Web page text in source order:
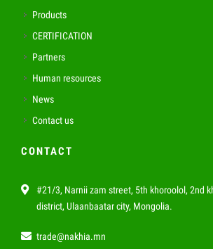
Products
CERTIFICATION
Partners
Human resources
News
Contact us
CONTACT
#21/3, Narnii zam street, 5th khoroolol, 2nd
district, Ulaanbaatar city, Mongolia.
trade@nakhia.mn